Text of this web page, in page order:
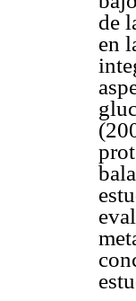
de
en